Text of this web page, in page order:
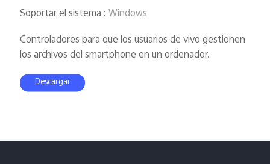
Soportar el sistema :Windows
Controladores para que los usuarios de vivo gestionen
los archivos del smartphone en un ordenador.
Descargar